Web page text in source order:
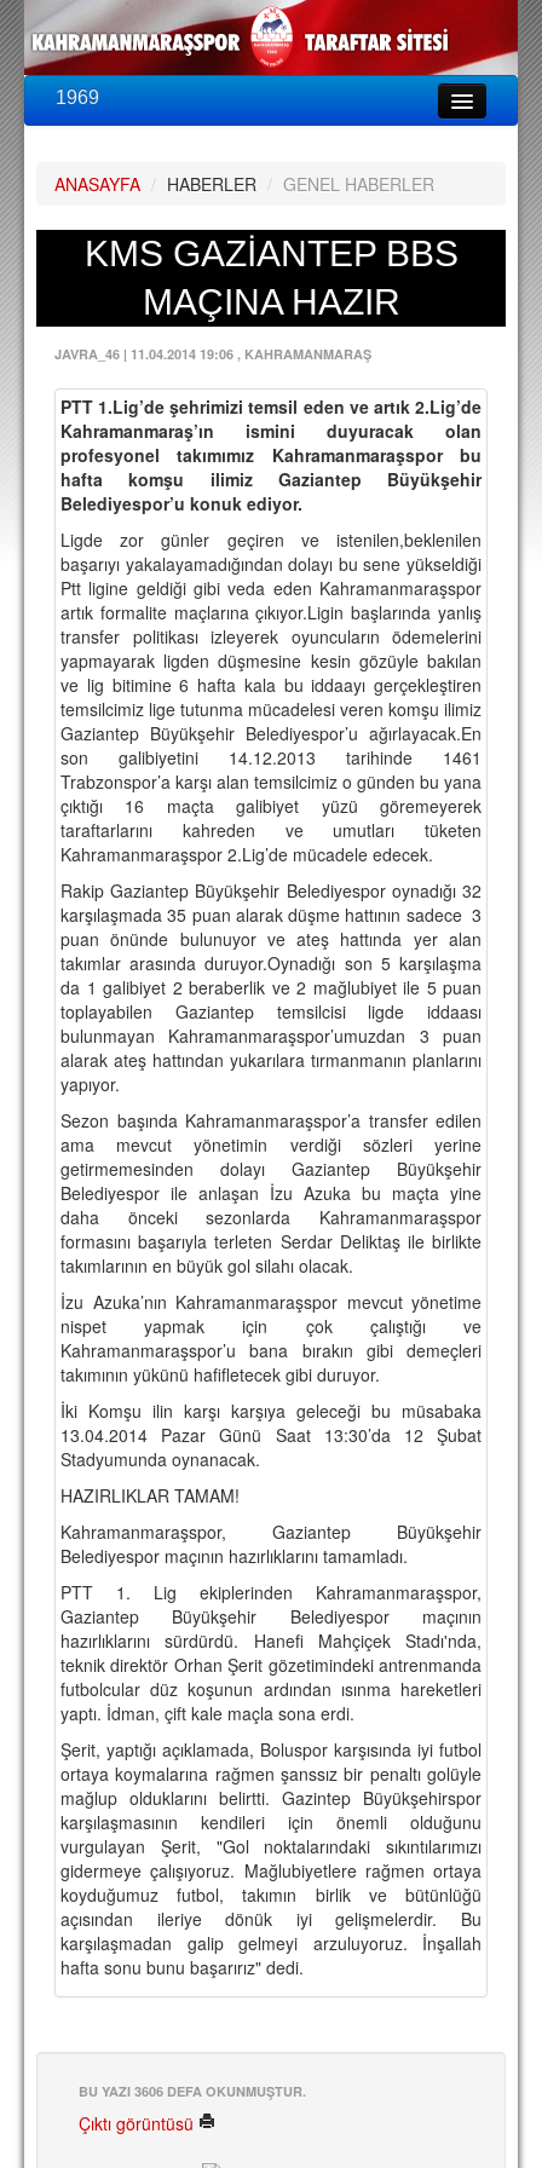
1969
PUAN DURUMU
FİKSTÜR
A TAKIM KADROSU
TEKNİK KADRO
TRANSFERLER
TARAFTAR
BİLETLER
DEPLASMAN
LİSANSLI ÜRÜNLER
MULTİMEDYA
FOTOĞRAF & VİDEOLAR
MARŞ & TEZAHÜRATLAR
KULÜP
AMBLEM
YÖNETİM KURULU
PERSONEL
SPONSORLAR
TARİHÇE
BASINDAN
KUPA MAÇLARI
ESKi BAŞKANLAR
ESKİ HOCALAR
HAKKIMIZDA
MİSYON
HAKKIMIZDA
İRTİBAT
SİTE İSTATİSTİKLERİ
REKLAM YAYINI
ANASAYFA / HABERLER / GENEL HABERLER
KMS GAZİANTEP BBS
MAÇINA HAZIR
JAVRA_46 | 11.04.2014 19:06 , KAHRAMANMARAŞ
PTT 1.Lig’de şehrimizi temsil eden ve artık 2.Lig’de
Kahramanmaraş’ın ismini duyuracak olan
profesyonel takımımız Kahramanmaraşspor bu
hafta komşu ilimiz Gaziantep Büyükşehir
Belediyespor’u konuk ediyor.
Ligde zor günler geçiren ve istenilen,beklenilen
başarıyı yakalayamadığından dolayı bu sene yükseldiği
Ptt ligine geldiği gibi veda eden Kahramanmaraşspor
artık formalite maçlarına çıkıyor.Ligin başlarında yanlış
transfer politikası izleyerek oyuncuların ödemelerini
yapmayarak ligden düşmesine kesin gözüyle bakılan
ve lig bitimine 6 hafta kala bu iddaayı gerçekleştiren
temsilcimiz lige tutunma mücadelesi veren komşu ilimiz
Gaziantep Büyükşehir Belediyespor’u ağırlayacak.En
son galibiyetini 14.12.2013 tarihinde 1461
Trabzonspor’a karşı alan temsilcimiz o günden bu yana
çıktığı 16 maçta galibiyet yüzü göremeyerek
taraftarlarını kahreden ve umutları tüketen
Kahramanmaraşspor 2.Lig’de mücadele edecek.
Rakip Gaziantep Büyükşehir Belediyespor oynadığı 32
karşılaşmada 35 puan alarak düşme hattının sadece 3
puan önünde bulunuyor ve ateş hattında yer alan
takımlar arasında duruyor.Oynadığı son 5 karşılaşma
da 1 galibiyet 2 beraberlik ve 2 mağlubiyet ile 5 puan
toplayabilen Gaziantep temsilcisi ligde iddaası
bulunmayan Kahramanmaraşspor’umuzdan 3 puan
alarak ateş hattından yukarılara tırmanmanın planlarını
yapıyor.
Sezon başında Kahramanmaraşspor’a transfer edilen
ama mevcut yönetimin verdiği sözleri yerine
getirmemesinden dolayı Gaziantep Büyükşehir
Belediyespor ile anlaşan İzu Azuka bu maçta yine
daha önceki sezonlarda Kahramanmaraşspor
formasını başarıyla terleten Serdar Deliktaş ile birlikte
takımlarının en büyük gol silahı olacak.
İzu Azuka’nın Kahramanmaraşspor mevcut yönetime
nispet yapmak için çok çalıştığı ve
Kahramanmaraşspor’u bana bırakın gibi demeçleri
takımının yükünü hafifletecek gibi duruyor.
İki Komşu ilin karşı karşıya geleceği bu müsabaka
13.04.2014 Pazar Günü Saat 13:30’da 12 Şubat
Stadyumunda oynanacak.
HAZIRLIKLAR TAMAM!
Kahramanmaraşspor, Gaziantep Büyükşehir
Belediyespor maçının hazırlıklarını tamamladı.
PTT 1. Lig ekiplerinden Kahramanmaraşspor,
Gaziantep Büyükşehir Belediyespor maçının
hazırlıklarını sürdürdü. Hanefi Mahçiçek Stadı'nda,
teknik direktör Orhan Şerit gözetimindeki antrenmanda
futbolcular düz koşunun ardından ısınma hareketleri
yaptı. İdman, çift kale maçla sona erdi.
Şerit, yaptığı açıklamada, Boluspor karşısında iyi futbol
ortaya koymalarına rağmen şanssız bir penaltı golüyle
mağlup olduklarını belirtti. Gazintep Büyükşehirspor
karşılaşmasının kendileri için önemli olduğunu
vurgulayan Şerit, "Gol noktalarındaki sıkıntılarımızı
gidermeye çalışıyoruz. Mağlubiyetlere rağmen ortaya
koyduğumuz futbol, takımın birlik ve bütünlüğü
açısından ileriye dönük iyi gelişmelerdir. Bu
karşılaşmadan galip gelmeyi arzuluyoruz. İnşallah
hafta sonu bunu başarırız" dedi.
BU YAZI 3606 DEFA OKUNMUŞTUR.
Çıktı görüntüsü